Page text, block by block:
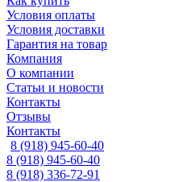
Условия оплаты
Условия доставки
Гарантия на товар
Компания
О компании
Статьи и новости
Контакты
Отзывы
Контакты
8 (918) 945-60-40
8 (918) 945-60-40
8 (918) 336-72-91